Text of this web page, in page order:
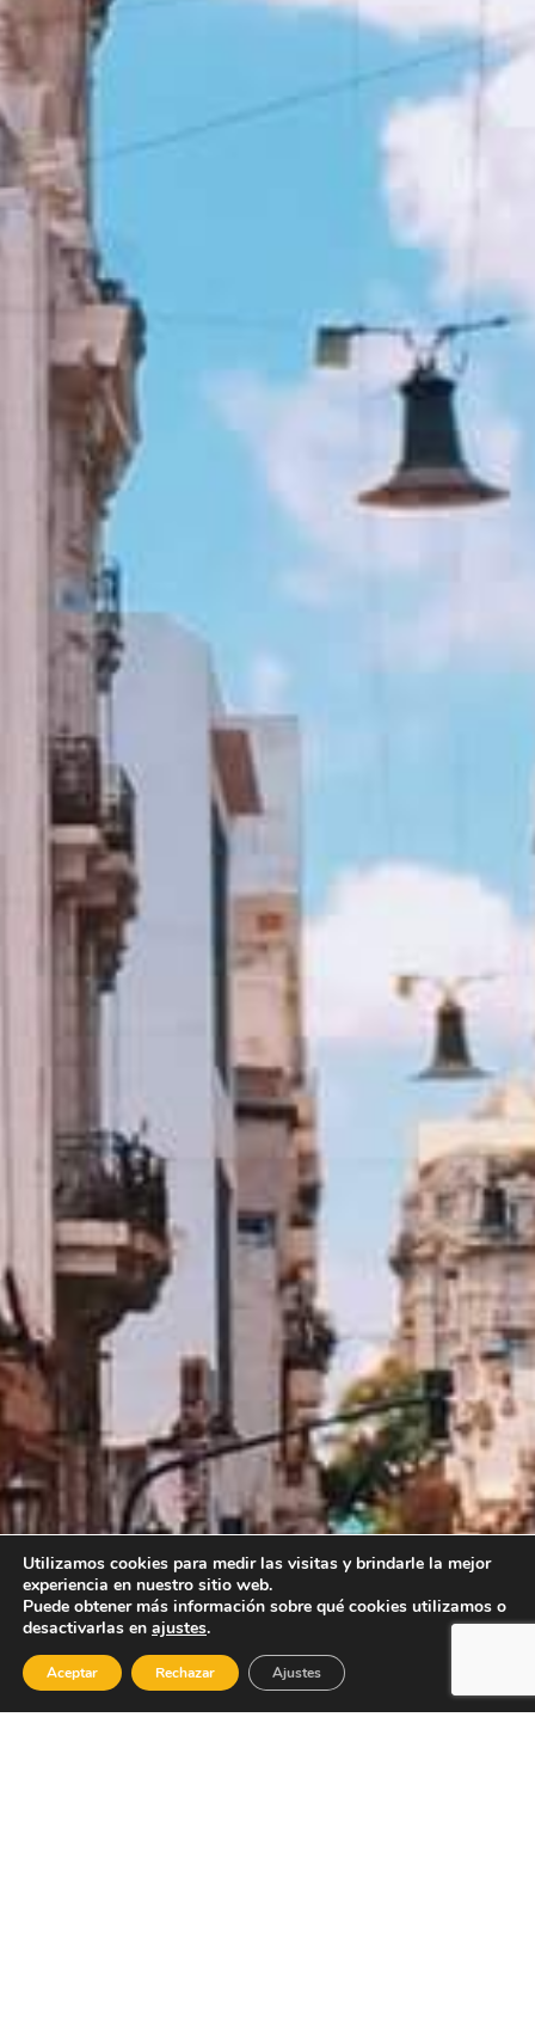
Utilizamos cookies para medir las visitas y brindarle la mejor
experiencia en nuestro sitio web.
Puede obtener más información sobre qué cookies utilizamos o
desactivarlas en ajustes.
Aceptar Rechazar Ajustes